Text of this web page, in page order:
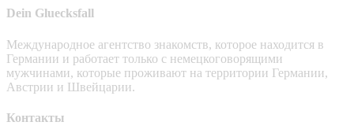
Dein Gluecksfall
Международное агентство знакомств, которое находится в
Германии и работает только с немецкоговорящими
мужчинами, которые проживают на территории Германии,
Австрии и Швейцарии.
Контакты